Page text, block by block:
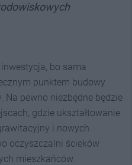
bo sama
punktem budowy
Na pewno niezbędne będzie
gdzie ukształtowanie
i nowych
oczyszczalni ścieków
mieszkańców.